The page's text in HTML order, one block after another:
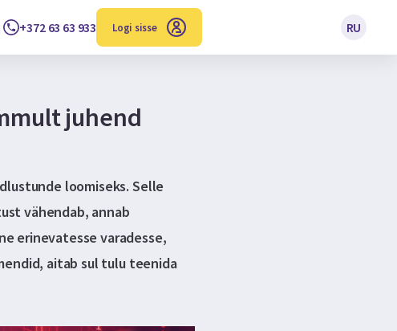
+372 63 63 933 Logi sisse RU
juhend
loomiseks. Selle
vähendab, annab
erinevatesse varadesse,
aitab sul tulu teenida